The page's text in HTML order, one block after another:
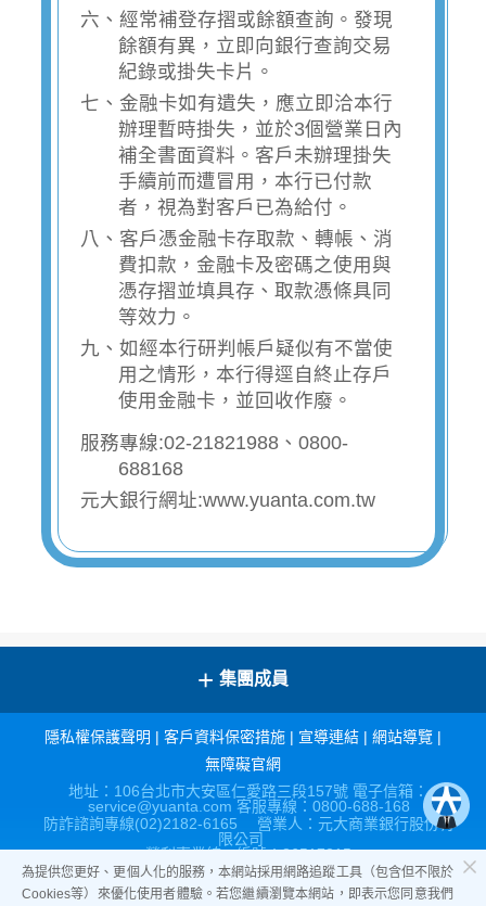
為提供您更好、更個人化的服務，本網站採用網路追蹤工具（包含但不限於
Cookies等）來優化使用者體驗。若您繼續瀏覽本網站，即表示您同意我們
六、經常補登存摺或餘額查詢。發現
餘額有異，立即向銀行查詢交易
紀錄或掛失卡片。
七、金融卡如有遺失，應立即洽本行
辦理暫時掛失，並於3個營業日內
補全書面資料。客戶未辦理掛失
手續前而遭冒用，本行已付款
者，視為對客戶已為給付。
八、客戶憑金融卡存取款、轉帳、消
費扣款，金融卡及密碼之使用與
憑存摺並填具存、取款憑條具同
等效力。
九、如經本行研判帳戶疑似有不當使
用之情形，本行得逕自終止存戶
使用金融卡，並回收作廢。
服務專線:02-21821988、0800-
688168
元大銀行網址:www.yuanta.com.tw
+ 集團成員
隱私權保護聲明 | 客戶資料保密措施 | 宣導連結 | 網站導覽 |
無障礙官網
地址：106台北市大安區仁愛路三段157號 電子信箱：
service@yuanta.com 客服專線：0800-688-168
防詐諮詢專線(02)2182-6165 營業人：元大商業銀行股份有
限公司
營利事業統一編號：86517315